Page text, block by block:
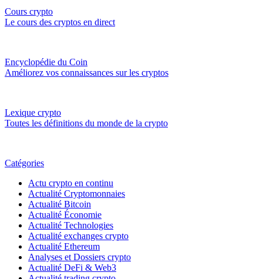
Cours crypto
Le cours des cryptos en direct
Encyclopédie du Coin
Améliorez vos connaissances sur les cryptos
Lexique crypto
Toutes les définitions du monde de la crypto
Catégories
Actu crypto en continu
Actualité Cryptomonnaies
Actualité Bitcoin
Actualité Économie
Actualité Technologies
Actualité exchanges crypto
Actualité Ethereum
Analyses et Dossiers crypto
Actualité DeFi & Web3